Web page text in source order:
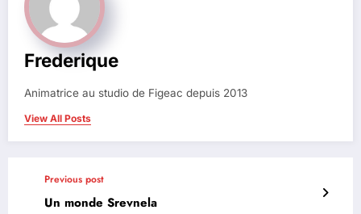
Frederique
Animatrice au studio de Figeac depuis 2013
View All Posts
Previous post
Un monde Srevnela